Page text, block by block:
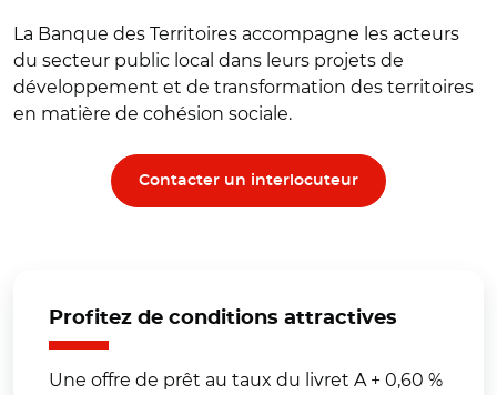
La Banque des Territoires accompagne les acteurs
du secteur public local dans leurs projets de
développement et de transformation des territoires
en matière de cohésion sociale.
Contacter un interlocuteur
Profitez de conditions attractives
Une offre de prêt au taux du livret A + 0,60 %